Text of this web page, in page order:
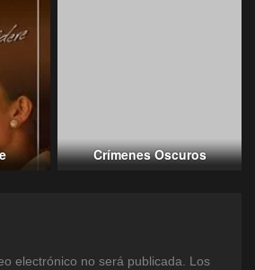
Crímenes Oscuros
electrónico no será publicada.
Los